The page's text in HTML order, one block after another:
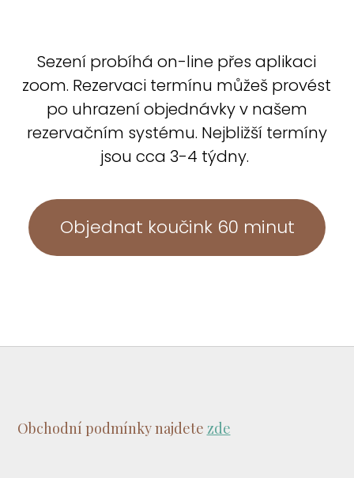
Sezení probíhá on-line přes aplikaci
zoom. Rezervaci termínu můžeš provést
po uhrazení objednávky v našem
rezervačním systému. Nejbližší termíny
jsou cca 3-4 týdny.
Objednat koučink 60 minut
Obchodní podmínky najdete zde